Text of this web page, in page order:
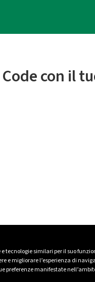
tecnologie similari per il suo
e migliorare l’esperienza di
preferenze manifestate
con il